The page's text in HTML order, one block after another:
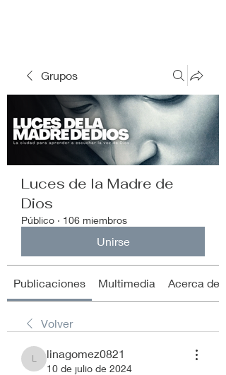
Grupos
Luces de la Madre de
Dios
Público · 106 miembros
Unirse
Publicaciones Multimedia Acerca de
Volver
linagomez0821
linagomez0821
10 de julio de 2024